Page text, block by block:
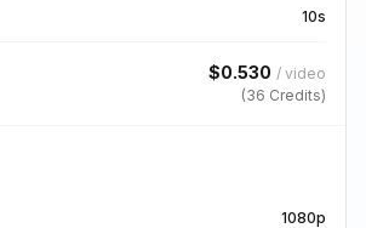
10s
$0.530 / video
(36 Credits)
1080p